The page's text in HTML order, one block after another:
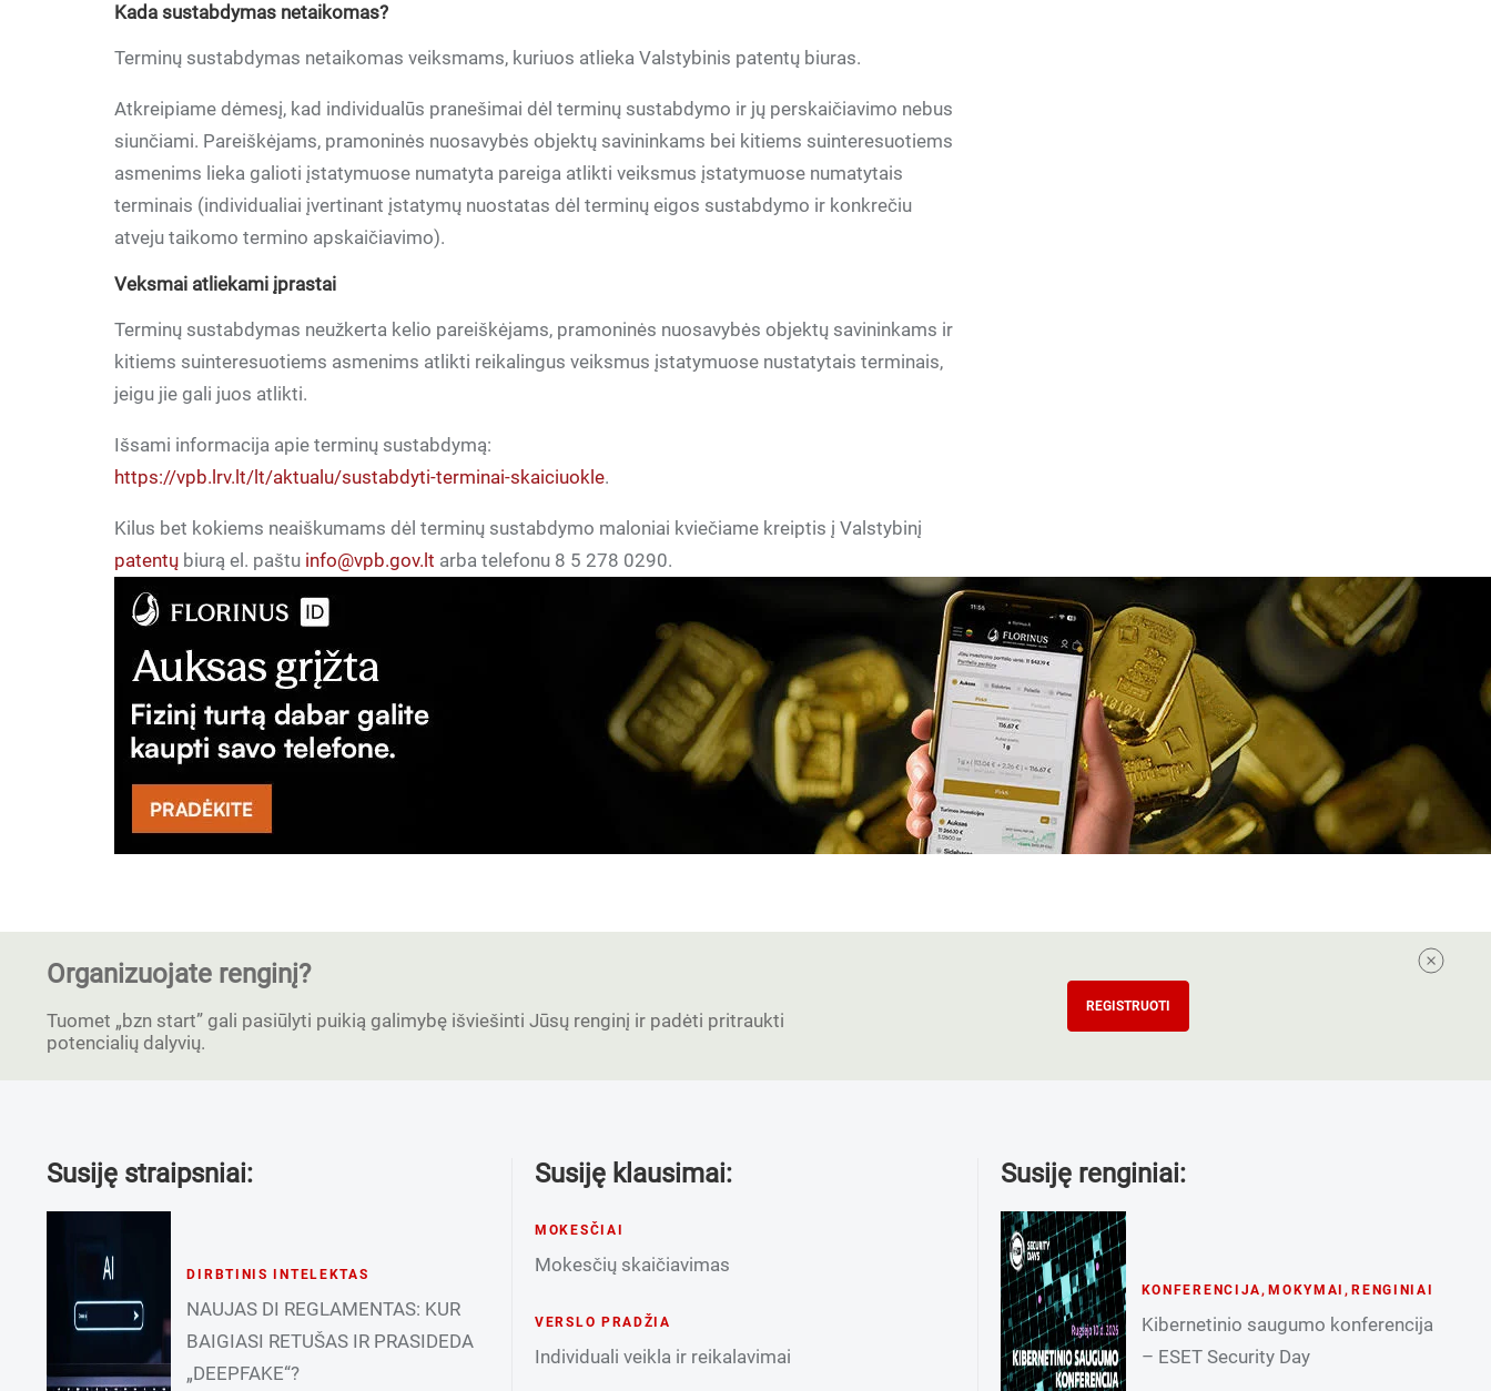
Kada sustabdymas netaikomas?
Terminų sustabdymas netaikomas veiksmams, kuriuos atlieka Valstybinis patentų biuras.
Atkreipiame dėmesį, kad individualūs pranešimai dėl terminų sustabdymo ir jų perskaičiavimo nebus
siunčiami. Pareiškėjams, pramoninės nuosavybės objektų savininkams bei kitiems suinteresuotiems
asmenims lieka galioti įstatymuose numatyta pareiga atlikti veiksmus įstatymuose numatytais
terminais (individualiai įvertinant įstatymų nuostatas dėl terminų eigos sustabdymo ir konkrečiu
atveju taikomo termino apskaičiavimo).
Veksmai atliekami įprastai
Terminų sustabdymas neužkerta kelio pareiškėjams, pramoninės nuosavybės objektų savininkams ir
kitiems suinteresuotiems asmenims atlikti reikalingus veiksmus įstatymuose nustatytais terminais,
jeigu jie gali juos atlikti.
Išsami informacija apie terminų sustabdymą:
https://vpb.lrv.lt/lt/aktualu/sustabdyti-terminai-skaiciuokle.
Kilus bet kokiems neaiškumams dėl terminų sustabdymo maloniai kviečiame kreiptis į Valstybinį
patentų biurą el. paštu info@vpb.gov.lt arba telefonu 8 5 278 0290.
Organizuojate renginį?
Tuomet „bzn start” gali pasiūlyti puikią galimybę išviešinti Jūsų renginį ir padėti pritraukti
potencialių dalyvių.
REGISTRUOTI
Susiję straipsniai:
DIRBTINIS INTELEKTAS
NAUJAS DI REGLAMENTAS: KUR
BAIGIASI RETUŠAS IR PRASIDEDA
„DEEPFAKE“?
Susiję klausimai:
MOKESČIAI
Mokesčių skaičiavimas
VERSLO PRADŽIA
Individuali veikla ir reikalavimai
Susiję renginiai:
KONFERENCIJA, MOKYMAI, RENGINIAI
Kibernetinio saugumo konferencija
– ESET Security Day